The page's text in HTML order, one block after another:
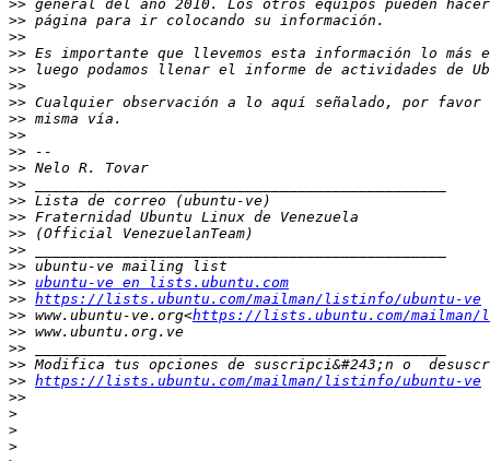
>>
>>
>>
>>
>>
>>
>>
>>
>>
>>
>>
>>
>>
>>
>>
>>
>>
>> ubuntu-ve en lists.ubuntu.com
>> https://lists.ubuntu.com/mailman/listinfo/ubuntu-ve
>> www.ubuntu-ve.org<https://lists.ubuntu.com/mailman/
>>
>>
>>
>> https://lists.ubuntu.com/mailman/listinfo/ubuntu-ve
>>
>
>
>